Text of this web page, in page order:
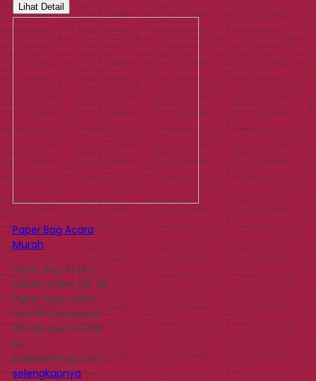
Lihat Detail
Paper Bag Acara
Murah
Paper Bag Acara
Murah Order 100 biji
Paper bag acara
murah bisa pesan
100 biji atau 50 biji!
Di
jualpaperbag.com…
selengkapnya